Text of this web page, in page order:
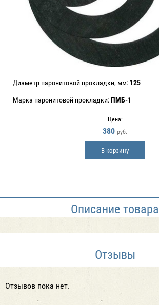
Диаметр паронитовой прокладки, мм: 125
Марка паронитовой прокладки:ПМБ-1
Цена:
380 руб.
В корзину
Описание товара
Отзывы
Отзывов пока нет.